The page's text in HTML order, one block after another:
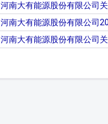
河南大有能源股份有限公司
河南大有能源股份有限公司
河南大有能源股份有限公司